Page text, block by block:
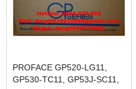
PROFACE GP520-LG11,
GP530-TC11, GP53J-SC11,